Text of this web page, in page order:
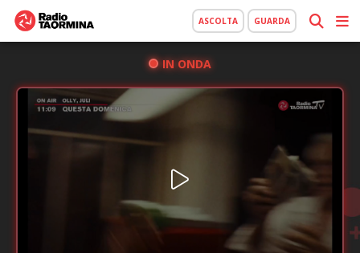
ASCOLTA GUARDA
IN ONDA